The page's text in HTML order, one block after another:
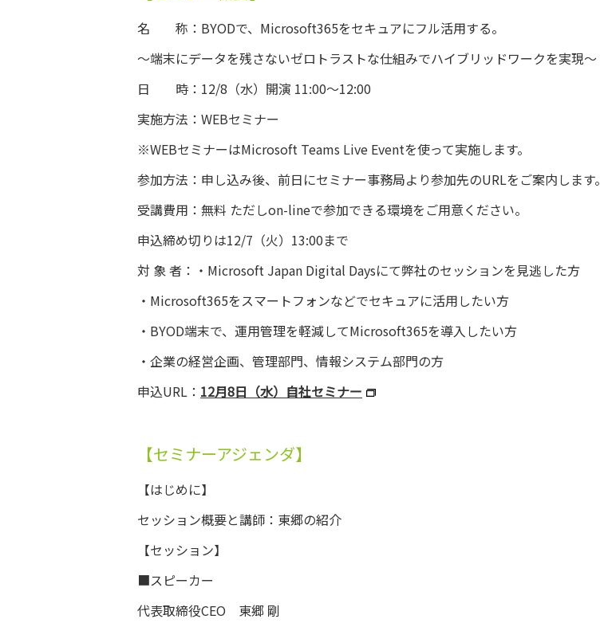
名 称：BYODで、Microsoft365をセキュアにフル活用する。
～端末にデータを残さないゼロトラストな仕組みでハイブリッドワークを実現～
日 時：12/8（水）開演 11:00～12:00
実施方法：WEBセミナー
※WEBセミナーはMicrosoft Teams Live Eventを使って実施します。
参加方法：申し込み後、前日にセミナー事務局より参加先のURLをご案内します。
受講費用：無料 ただしon-lineで参加できる環境をご用意ください。
申込締め切りは12/7（火）13:00まで
対 象 者：・Microsoft Japan Digital Daysにて弊社のセッションを見逃した方
・Microsoft365をスマートフォンなどでセキュアに活用したい方
・BYOD端末で、運用管理を軽減してMicrosoft365を導入したい方
・企業の経営企画、管理部門、情報システム部門の方
申込URL： 12月8日（水）自社セミナー
【セミナーアジェンダ】
【はじめに】
セッション概要と講師：東郷の紹介
【セッション】
■スピーカー
代表取締役CEO 東郷 剛